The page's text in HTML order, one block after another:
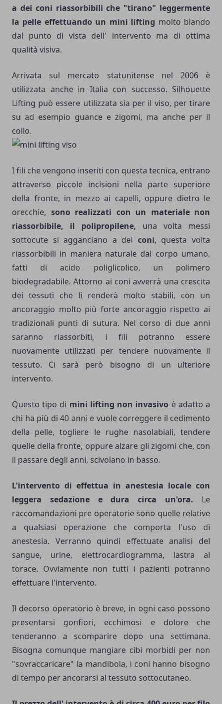
a dei coni riassorbibili che "tirano" leggermente
la pelle effettuando un mini lifting molto blando
dal punto di vista dell' intervento ma di ottima
qualità visiva.
Arrivata sul mercato statunitense nel 2006 è
utilizzata anche in Italia con successo. Silhouette
Lifting può essere utilizzata sia per il viso, per tirare
su ad esempio guance e zigomi, ma anche per il
collo.
I fili che vengono inseriti con questa tecnica, entrano
attraverso piccole incisioni nella parte superiore
della fronte, in mezzo ai capelli, oppure dietro le
orecchie, sono realizzati con un materiale non
riassorbibile, il polipropilene, una volta messi
sottocute si agganciano a dei coni, questa volta
riassorbibili in maniera naturale dal corpo umano,
fatti diacido poliglicolico, un polimero
biodegradabile. Attorno ai coni avverrà una crescita
dei tessuti che li renderà molto stabili, con un
ancoraggio molto più forte ancoraggio rispetto ai
tradizionali punti di sutura. Nel corso di due anni
saranno riassorbiti, i fili potranno essere
nuovamente utilizzati per tendere nuovamente il
tessuto. Ci sarà però bisogno di un ulteriore
intervento.
Questo tipo di mini lifting non invasivo è adatto a
chi ha più di 40 anni e vuole correggere il cedimento
della pelle, togliere le rughe nasolabiali, tendere
quelle della fronte, oppure alzare gli zigomi che, con
il passare degli anni, scivolano in basso.
L'intervento di effettua in anestesia locale con
leggera sedazione e dura circa un'ora. Le
raccomandazioni pre operatorie sono quelle relative
a qualsiasi operazione che comporta l'uso di
anestesia. Verranno quindi effettuate analisi del
sangue, urine, elettrocardiogramma, lastra al
torace. Ovviamente non tutti i pazienti potranno
effettuare l'intervento.
Il decorso operatorio è breve, in ogni caso possono
presentarsi gonfiori, ecchimosi e dolore che
tenderanno a scomparire dopo una settimana.
Bisogna comunque mangiare cibi morbidi per non
"sovraccaricare" la mandibola, i coni hanno bisogno
di tempo per ancorarsi al tessuto sottocutaneo.